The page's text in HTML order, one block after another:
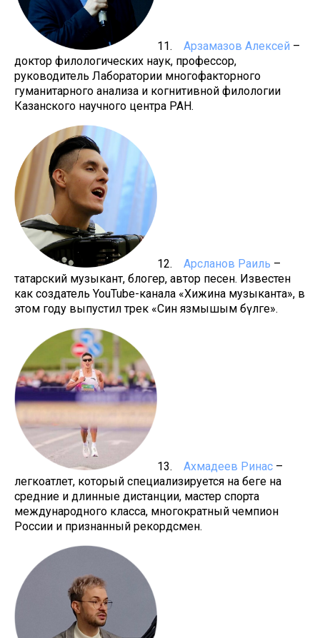
11. Арзамазов Алексей –
доктор филологических наук, профессор,
руководитель Лаборатории многофакторного
гуманитарного анализа и когнитивной филологии
Казанского научного центра РАН.
12. Арсланов Раиль –
татарский музыкант, блогер, автор песен. Известен
как создатель YouTube-канала «Хижина музыканта», в
этом году выпустил трек «Син язмышым бүләге».
13. Ахмадеев Ринас –
легкоатлет, который специализируется на беге на
средние и длинные дистанции, мастер спорта
международного класса, многократный чемпион
России и признанный рекордсмен.